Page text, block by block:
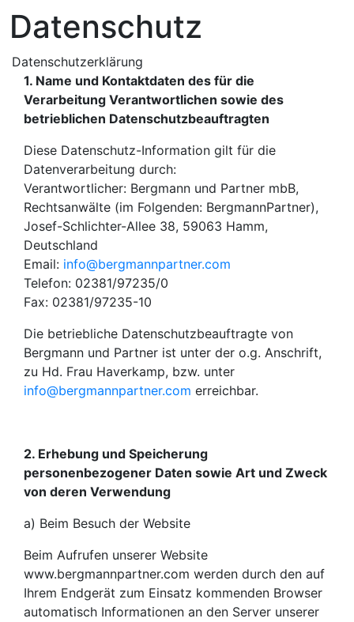
Datenschutz
H2 Subtitle
Datenschutzerklärung
1. Name und Kontaktdaten des für die
Verarbeitung Verantwortlichen sowie des
betrieblichen Datenschutzbeauftragten
Diese Datenschutz-Information gilt für die
Datenverarbeitung durch:
Verantwortlicher: Bergmann und Partner mbB,
Rechtsanwälte (im Folgenden: BergmannPartner),
Josef-Schlichter-Allee 38, 59063 Hamm,
Deutschland
Email: info@bergmannpartner.com
Telefon: 02381/97235/0
Fax: 02381/97235-10
Die betriebliche Datenschutzbeauftragte von
Bergmann und Partner ist unter der o.g. Anschrift,
zu Hd. Frau Haverkamp, bzw. unter
info@bergmannpartner.com erreichbar.
2. Erhebung und Speicherung
personenbezogener Daten sowie Art und Zweck
von deren Verwendung
a) Beim Besuch der Website
Beim Aufrufen unserer Website
www.bergmannpartner.com werden durch den auf
Ihrem Endgerät zum Einsatz kommenden Browser
automatisch Informationen an den Server unserer